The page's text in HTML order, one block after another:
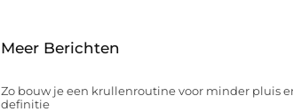
Meer Berichten
Zo bouw je een krullenroutine voor minder pluis
definitie